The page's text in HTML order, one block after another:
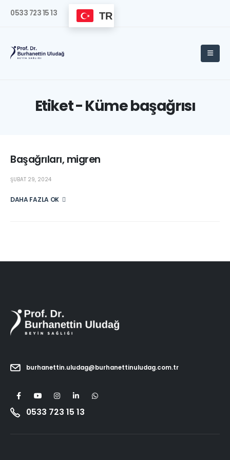
0533 723 15 13 TR
Etiket - Küme başağrısı
Başağrıları, migren
ŞUBAT 29, 2024
DAHA FAZLA OKU
burhanettin.uludag@burhanettinuludag.com.tr
0533 723 15 13